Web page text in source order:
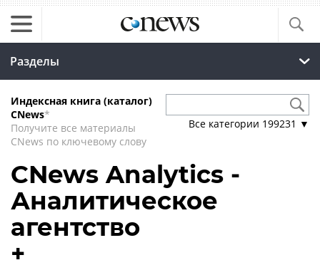
Разделы
Индексная книга (каталог)
CNews*
Получите все материалы
CNews по ключевому слову
Все категории 199231 ▼
CNews Analytics -
Аналитическое
агентство
+